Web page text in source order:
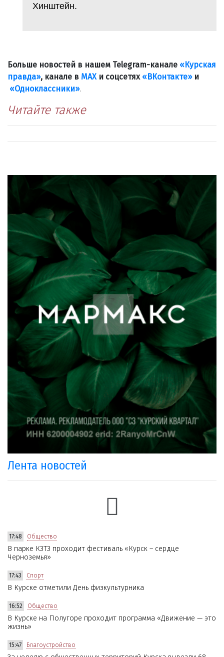
Хинштейн.
Больше новостей в нашем Telegram-канале «Курская
правда», канале в МАХи соцсетях «ВКонтакте»и
«Одноклассники».
Читайте также
Лента новостей
17:48 Общество
В парке КЗТЗ проходит фестиваль «Курск – сердце
Черноземья»
17:43 Спорт
В Курске отметили День физкультурника
16:52 Общество
В Курске на Полугоре проходит программа «Движение — это
жизнь»
15:47 Благоустройство